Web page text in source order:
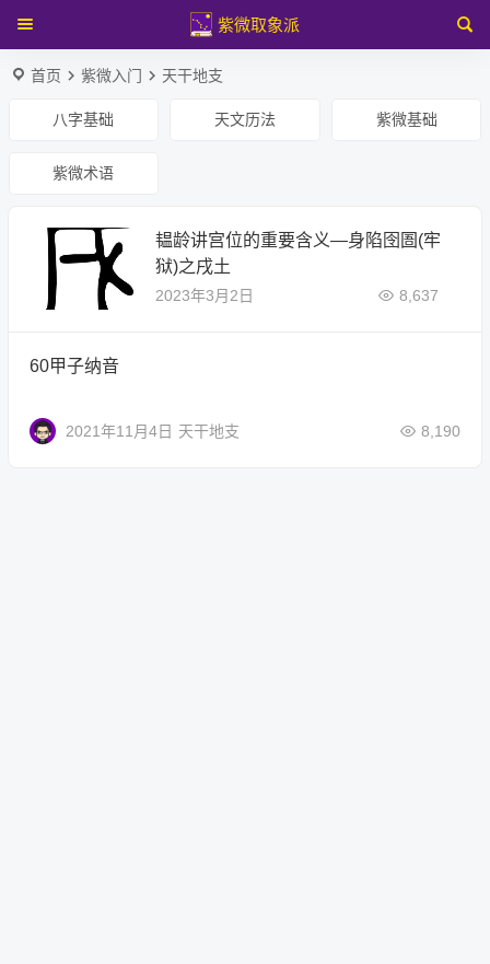
紫微取象派
首页 紫微入门 天干地支
八字基础 天文历法 紫微基础
紫微术语
韫龄讲宫位的重要含义—身陷囹圄(牢
狱)之戌土
2023年3月2日 8,637
60甲子纳音
2021年11月4日 天干地支 8,190